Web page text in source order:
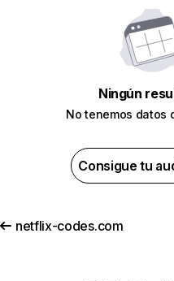
Ningún
No tenemos datos
Consigue tu
netflix-codes.com